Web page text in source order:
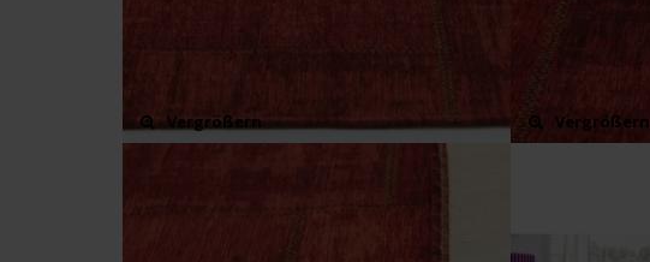
Vergrößern Vergrößern